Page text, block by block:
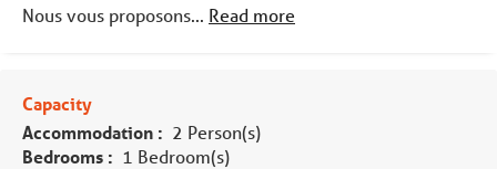
Nous vous proposons... Read more
Capacity
Accommodation : 2 Person(s)
Bedrooms : 1 Bedroom(s)